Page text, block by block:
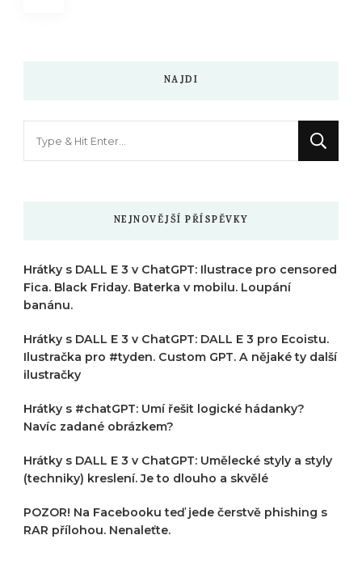
NAJDI
NEJNOVĚJŠÍ PŘÍSPĚVKY
Hrátky s DALL E 3 v ChatGPT: Ilustrace pro censored
Fica. Black Friday. Baterka v mobilu. Loupání
banánu.
Hrátky s DALL E 3 v ChatGPT: DALL E 3 pro Ecoistu.
Ilustračka pro #tyden. Custom GPT. A nějaké ty další
ilustračky
Hrátky s #chatGPT: Umí řešit logické hádanky?
Navíc zadané obrázkem?
Hrátky s DALL E 3 v ChatGPT: Umělecké styly a styly
(techniky) kreslení. Je to dlouho a skvělé
POZOR! Na Facebooku teď jede čerstvě phishing s
RAR přílohou. Nenaleťte.